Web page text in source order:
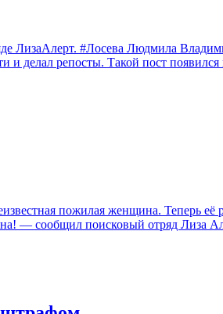
ЛизаАлерт. #Лосева Людмила
делал репосты. Такой пост
пожилая женщина. Теперь
— сообщил поисковый отряд Лиза